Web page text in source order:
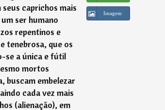
caprichos mais
ser humano
repentinos e
tenebrosa, que os
se a única e fútil
mortos
buscam embelezar
cada vez mais
(alienação), em
Imagem